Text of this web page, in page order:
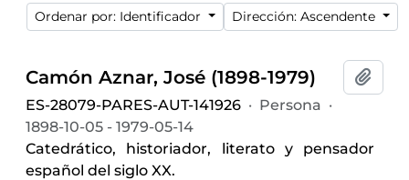
Ordenar por: Identificador Dirección: Ascendente
Camón Aznar, José (1898-1979)
ES-28079-PARES-AUT-141926 · Persona ·
1898-10-05 - 1979-05-14
Catedrático, historiador, literato y pensador
español del siglo XX.